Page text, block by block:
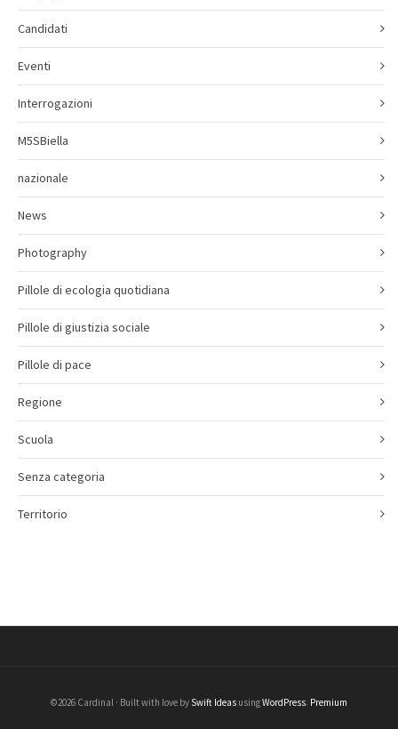
Candidati
Eventi
Interrogazioni
M5SBiella
nazionale
News
Photography
Pillole di ecologia quotidiana
Pillole di giustizia sociale
Pillole di pace
Regione
Scuola
Senza categoria
Territorio
©2026 Cardinal · Built with love by Swift Ideas usingWordPress. Premium